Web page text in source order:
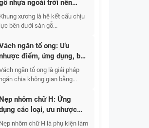
nhựa ngoài trời nên
chọn vật liệu nào và bố trí
khoảng cách bao nhiêu?
Khung xương là hệ kết cấu chịu
lực bên dưới sàn gỗ...
ngăn tổ ong: Ưu
điểm, ứng dụng, báo
chi tiết 2026
ngăn tổ ong là giải pháp
ngăn chia không gian bằng...
Nẹp nhôm chữ H: Ứng
các loại, ưu nhược
điểm, báo giá 2026
Nẹp nhôm chữ H là phụ kiện làm